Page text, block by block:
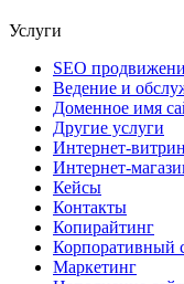
Услуги
SEO
Ведение и
Доменное имя
Другие услуги
Интернет-
Интернет-
Кейсы
Контакты
Копирайтинг
Корпоративный
Маркетинг